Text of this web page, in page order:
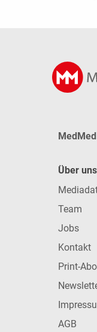
Über
Team
Jobs
Kontakt
Print-
AGB